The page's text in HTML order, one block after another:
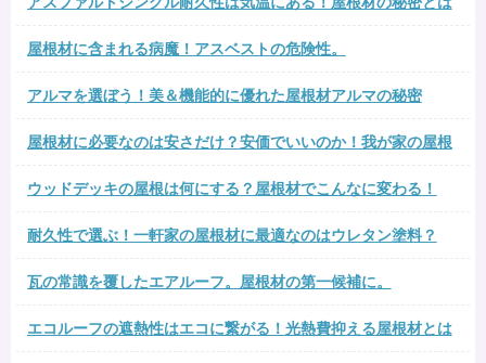
屋根材に含まれる病魔！アスベストの危険性。
アルマを選ぼう！美＆機能的に優れた屋根材アルマの秘密
屋根材に必要なのは安さだけ？安価でいいのか！我が家の屋根
ウッドデッキの屋根は何にする？屋根材でこんなに変わる！
耐久性で選ぶ！一軒家の屋根材に最適なのはウレタン塗料？
瓦の常識を覆したエアルーフ。屋根材の第一候補に。
エコルーフの遮熱性はエコに繋がる！光熱費抑える屋根材とは